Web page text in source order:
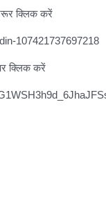
क्लिक करें
107421737697218
क्लिक करें